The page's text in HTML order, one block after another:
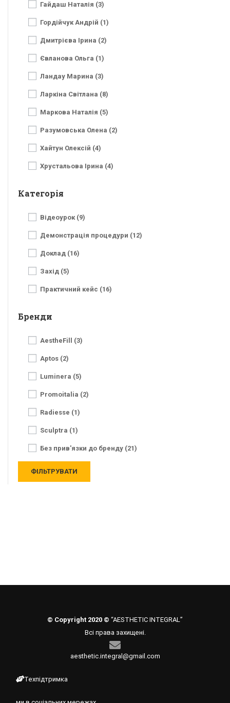
Гайдаш Наталія (3)
Гордійчук Андрій (1)
Дмитрієва Ірина (2)
Євланова Ольга (1)
Ландау Марина (3)
Ларкіна Світлана (8)
Маркова Наталія (5)
Разумовська Олена (2)
Хайтун Олексій (4)
Хрустальова Ірина (4)
Категорія
Відеоурок (9)
Демонстрація процедури (12)
Доклад (16)
Захід (5)
Практичний кейс (16)
Бренди
AestheFill (3)
Aptos (2)
Luminera (5)
Promoitalia (2)
Radiesse (1)
Sculptra (1)
Без прив'язки до бренду (21)
© Copyright 2020 © “AESTHETIC INTEGRAL”
Всі права захищені.
aesthetic.integral@gmail.com
Техпідтримка